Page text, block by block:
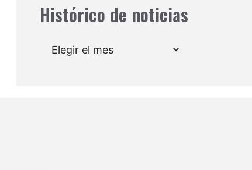
Histórico de noticias
Archivos